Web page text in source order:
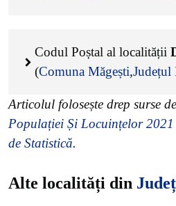
Codul Poștal al localității
(Comuna Măgești,Județul
Articolul folosește drep surse
Populației Și Locuințelor 2021
de Statistică.
Alte localități din